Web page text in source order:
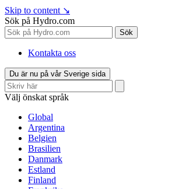
Skip to content ↘
Sök på Hydro.com
Sök
Kontakta oss
Du är nu på vår Sverige sida
Välj önskat språk
Global
Argentina
Belgien
Brasilien
Danmark
Estland
Finland